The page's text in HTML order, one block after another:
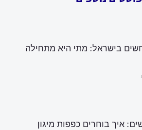
בישראל: מתי היא מתחילה
איך בוחרים כפפות מיגון